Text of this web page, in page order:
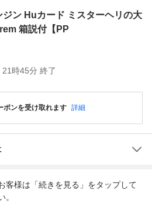
ン Huカード ミスターヘリの大
箱説付【PP
21時45分 終了
ポンを受け取れます 詳細
客様は「続きを見る」をタップして
。